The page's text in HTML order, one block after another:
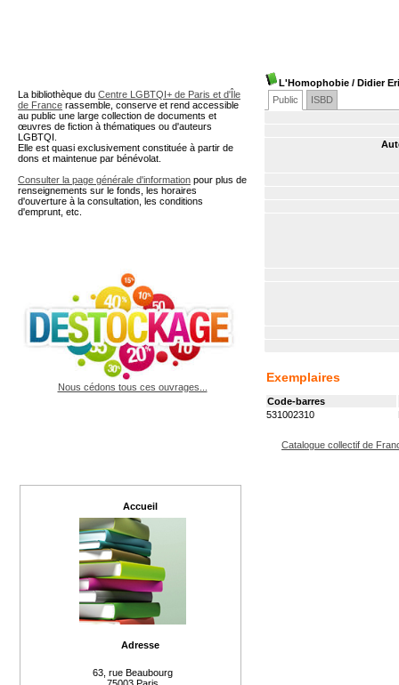
L'Homophobie / Didier
Public
ISBD
Exemplaires
Code-barres
531002310
Catalogue collectif de
La bibliothèque du Centre LGBTQI+ de Paris et d'Île
de France rassemble, conserve et rend accessible
au public une large collection de documents et
œuvres de fiction à thématiques ou d'auteurs
LGBTQI.
Elle est quasi exclusivement constituée à partir de
dons et maintenue par bénévolat.
Consulter la page générale d'information pour plus de
renseignements sur le fonds, les horaires
d'ouverture à la consultation, les conditions
d'emprunt, etc.
Nous cédons tous ces ouvrages...
Accueil
Adresse
63, rue Beaubourg